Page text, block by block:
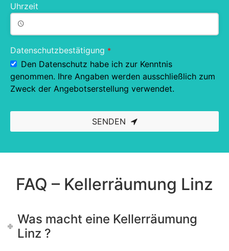
Uhrzeit
Datenschutzbestätigung *
Den Datenschutz habe ich zur Kenntnis
genommen. Ihre Angaben werden ausschließlich zum
Zweck der Angebotserstellung verwendet.
SENDEN
should
FAQ – Kellerräumung Linz
Was macht eine Kellerräumung
Linz ?